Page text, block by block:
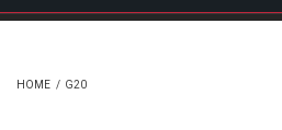
HOME / G20